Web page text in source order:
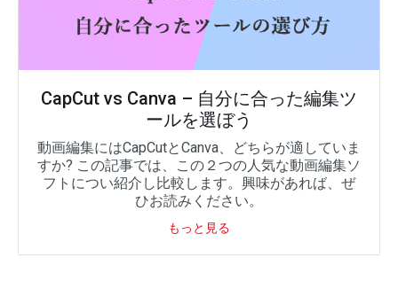
CapCut vs Canva – 自分に合った編集ツ
ールを選ぼう
動画編集にはCapCutとCanva、どちらが適していま
すか? この記事では、この２つの人気な動画編集ソ
フトについ紹介し比較します。興味があれば、ぜ
ひお読みください。
もっと見る